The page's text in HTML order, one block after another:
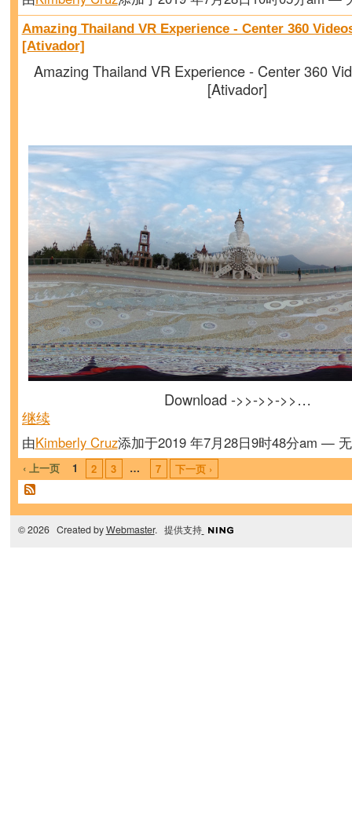
Amazing Thailand VR Experience - Center 360
[Ativador]
Amazing Thailand VR Experience - Center 360
[Ativador]
Download ->>->>->>…
继续
由Kimberly Cruz添加于2019 年7月28日9时48分am —
‹ 上一页 1 2 3 … 7 下一页 ›
© 2026 Created byWebmaster. 提供支持